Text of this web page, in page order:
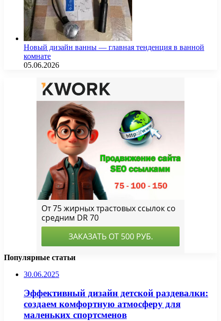
Новый дизайн ванны — главная тенденция в ванной
комнате
05.06.2026
Популярные статьи
30.06.2025
Эффективный дизайн детской раздевалки:
создаем комфортную атмосферу для
маленьких спортсменов